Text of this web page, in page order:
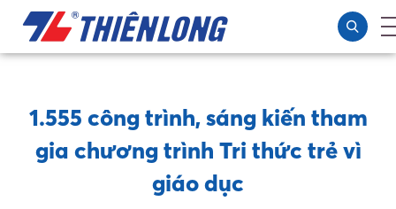
1.555 công trình, sáng kiến tham
gia chương trình Tri thức trẻ vì
giáo dục